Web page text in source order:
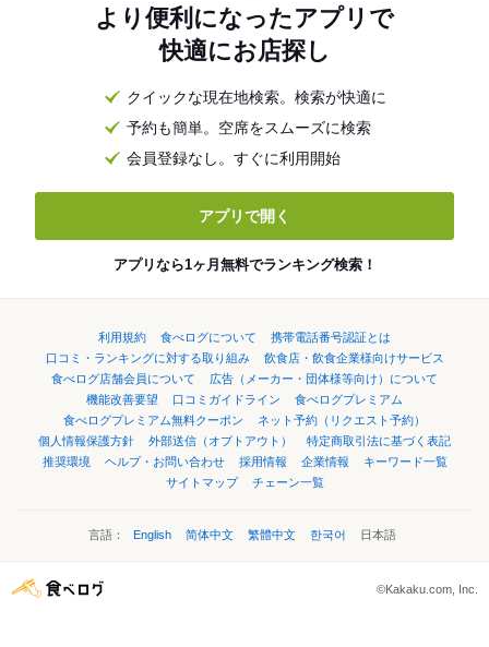
より便利になったアプリで
快適にお店探し
クイックな現在地検索。検索が快適に
予約も簡単。空席をスムーズに検索
会員登録なし。すぐに利用開始
アプリで開く
アプリなら1ヶ月無料でランキング検索！
利用規約 食べログについて
携帯電話番号認証とは
口コミ・ランキングに対する取り組み
飲食店・飲食企業様向けサービス
食べログ店舗会員について
広告（メーカー・団体様等向け）について
機能改善要望
口コミガイドライン
食べログプレミアム
食べログプレミアム無料クーポン
ネット予約（リクエスト予約）
個人情報保護方針
外部送信（オプトアウト）
特定商取引法に基づく表記
推奨環境
ヘルプ・お問い合わせ 採用情報 企業情報
キーワード一覧
サイトマップ
チェーン一覧
言語： English 简体中文 繁體中文 한국어 日本語
©Kakaku.com, Inc.